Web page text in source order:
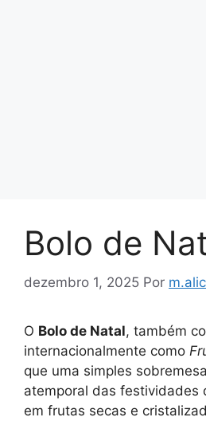
Bolo de
dezembro 1, 2025 Por
O Bolo de Natal, também
internacionalmente como
que uma simples
atemporal das festividades
em frutas secas e